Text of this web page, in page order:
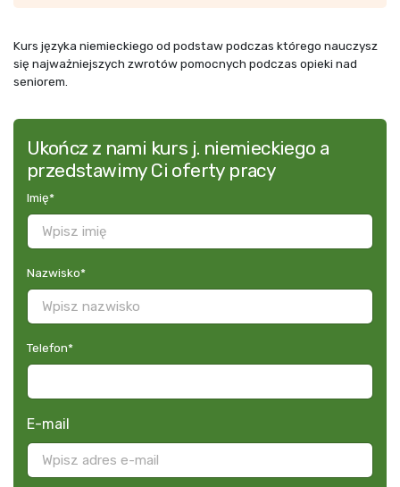
Kurs języka niemieckiego od podstaw podczas którego nauczysz
się najważniejszych zwrotów pomocnych podczas opieki nad
seniorem.
Ukończ z nami kurs j. niemieckiego a
przedstawimy Ci oferty pracy
Imię*
Nazwisko*
Telefon*
E-mail